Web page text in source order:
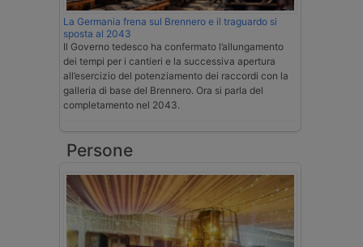
La Germania frena sul Brennero e il traguardo si
sposta al 2043
Il Governo tedesco ha confermato l’allungamento
dei tempi per i cantieri e la successiva apertura
all’esercizio del potenziamento dei raccordi con la
galleria di base del Brennero. Ora si parla del
completamento nel 2043.
Persone